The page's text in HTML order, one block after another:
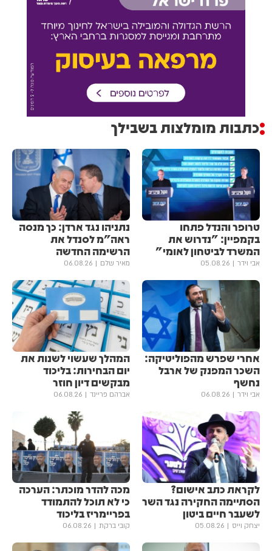
כתבות מומלצות בשבילך
טרופר והנדל פתחו
בקמפיין: "נדרוש את
המשרד לביטחון לאומי"
אבי וידר 05.08.26
נתניהו נגד ארדן: כך מנסה
ראה"מ לסנדל את
הרשימה החדשה
מאיר שלם 06.08.26
אחרי שפרש מהפוליטיקה:
השכר המפנק של ארבל
נחשף
אבי וידר 06.08.26
המהלך שעשוי לשנות את
יום הבחירות: בליכוד
מבקשים דיון חוזר
אברהם פריינד 06.08.26
לקראת כתב אישום?
הסתיימה החקירה נגד השר
לשעבר חיים ביטון
יצחק וייס 05.08.26
מכה להדר מוכתר: הערכה
כי לא תוכל להתמודד
בפריימריז בליכוד
קובי ברקת 06.08.26